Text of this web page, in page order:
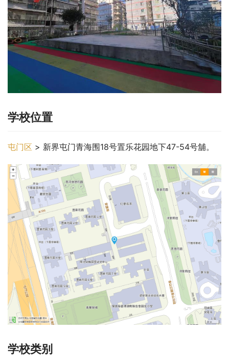
学校位置
屯门区 > 新界屯门青海围18号置乐花园地下47-54号舖。
学校类别